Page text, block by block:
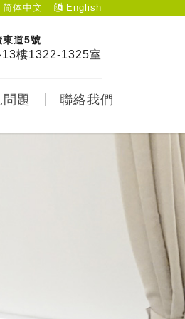
简体中文 English
東道5號
樓1322-1325室
題 聯絡我們